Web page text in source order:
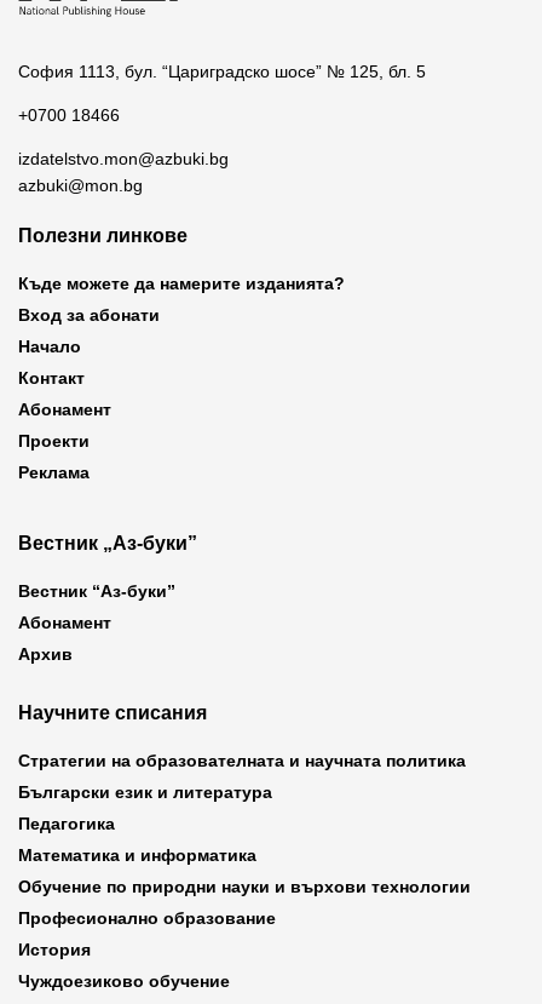
София 1113, бул. “Цариградско шосе” № 125, бл. 5
+0700 18466
izdatelstvo.mon@azbuki.bg
azbuki@mon.bg
Полезни линкове
Къде можете да намерите изданията?
Вход за абонати
Начало
Контакт
Абонамент
Проекти
Реклама
Вестник „Аз-буки”
Вестник “Аз-буки”
Абонамент
Архив
Научните списания
Стратегии на образователната и научната политика
Български език и литература
Педагогика
Математика и информатика
Обучение по природни науки и върхови технологии
Професионално образование
История
Чуждоезиково обучение